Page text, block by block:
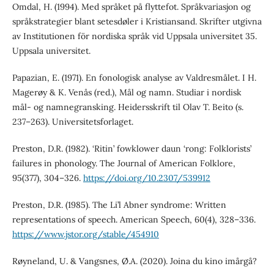
Omdal, H. (1994). Med språket på flyttefot. Språkvariasjon og
språkstrategier blant setesdøler i Kristiansand. Skrifter utgivna
av Institutionen för nordiska språk vid Uppsala universitet 35.
Uppsala universitet.
Papazian, E. (1971). En fonologisk analyse av Valdresmålet. I H.
Magerøy & K. Venås (red.), Mål og namn. Studiar i nordisk
mål- og namnegransking. Heidersskrift til Olav T. Beito (s.
237–263). Universitetsforlaget.
Preston, D.R. (1982). ‘Ritin’ fowklower daun ‘rong: Folklorists’
failures in phonology. The Journal of American Folklore,
95(377), 304–326. https://doi.org/10.2307/539912
Preston, D.R. (1985). The Li’l Abner syndrome: Written
representations of speech. American Speech, 60(4), 328–336.
https://www.jstor.org/stable/454910
Røyneland, U. & Vangsnes, Ø.A. (2020). Joina du kino imårgå?